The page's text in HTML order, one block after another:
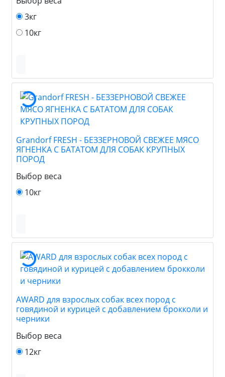
3кг
10кг
Grandorf FRESH - БЕЗЗЕРНОВОЙ СВЕЖЕЕ МЯСО
ЯГНЕНКА С БАТАТОМ ДЛЯ СОБАК КРУПНЫХ
ПОРОД
Выбор веса
10кг
AWARD для взрослых собак всех пород с
говядиной и курицей с добавлением брокколи и
черники
Выбор веса
12кг